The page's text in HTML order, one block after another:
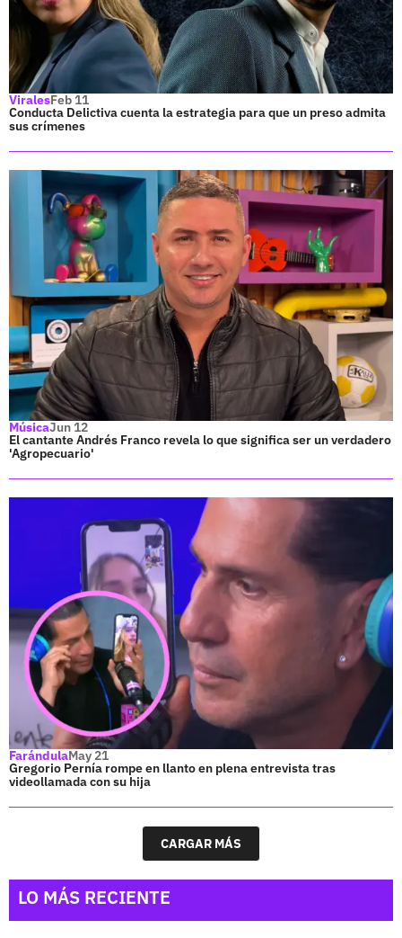
ViralesFeb 11
Conducta Delictiva cuenta la estrategia para que un preso admita
sus crímenes
MúsicaJun 12
El cantante Andrés Franco revela lo que significa ser un verdadero
'Agropecuario'
FarándulaMay 21
Gregorio Pernía rompe en llanto en plena entrevista tras
videollamada con su hija
CARGAR MÁS
LO MÁS RECIENTE